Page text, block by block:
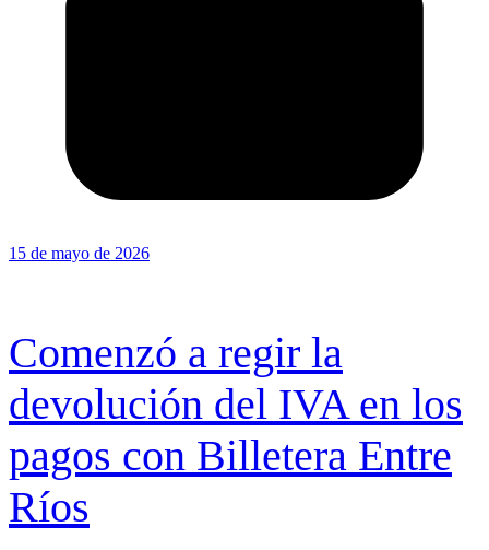
15 de mayo de 2026
Comenzó a regir la
devolución del IVA en los
pagos con Billetera Entre
Ríos